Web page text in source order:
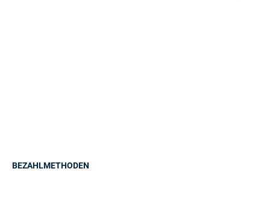
BEZAHLMETHODEN